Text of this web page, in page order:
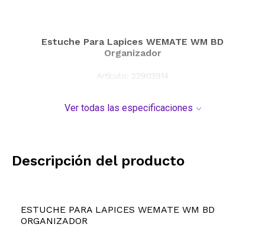
Estuche Para Lapices WEMATE WM BD
Organizador
Artículo: 22903914
Ver todas las especificaciones
Descripción del producto
ESTUCHE PARA LAPICES WEMATE WM BD
ORGANIZADOR